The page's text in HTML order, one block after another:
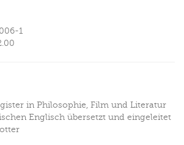
1
in Philosophie, Film und Literatur
Englisch übersetzt und eingeleitet